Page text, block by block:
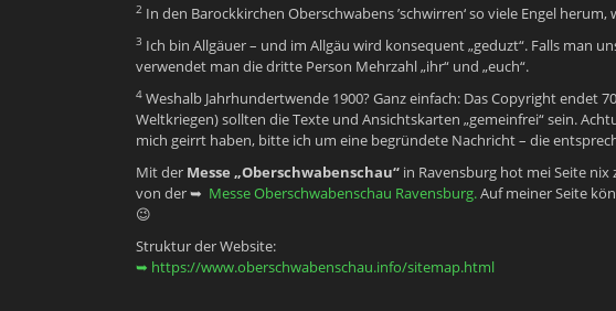
2In den Barockkirchen Oberschwabens ’schwirren‘ so viele Engel
3 Ich bin Allgäuer – und im Allgäu wird konsequent „geduzt“. Falls man
verwendet man die dritte Person Mehrzahl „ihr“ und „euch“.
4Weshalb Jahrhundertwende 1900? Ganz einfach: Das Copyright endet
Weltkriegen) sollten die Texte und Ansichtskarten „gemeinfrei“ sein.
mich geirrt haben, bitte ich um eine begründete Nachricht – die
Mit der Messe „Oberschwabenschau“in Ravensburg hot mei Seite nix
von der ➥ Messe Oberschwabenschau Ravensburg.Auf meiner Seite
😉
Struktur der Website:
➥ https://www.oberschwabenschau.info/sitemap.html